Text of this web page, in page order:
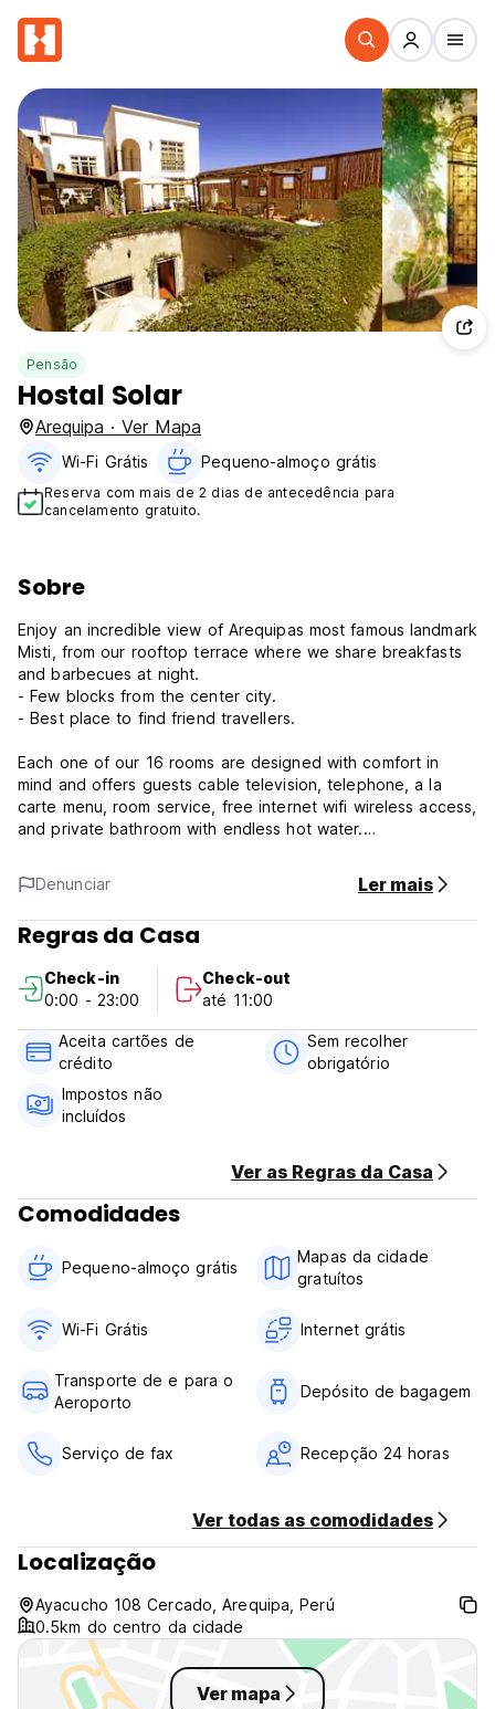
Pensão
Hostal Solar
Arequipa · Ver Mapa
Wi-Fi Grátis Pequeno-almoço grátis
Reserva com mais de 2 dias de antecedência para
cancelamento gratuito.
Sobre
Enjoy an incredible view of Arequipas most famous landmark
Misti, from our rooftop terrace where we share breakfasts
and barbecues at night.
- Few blocks from the center city.
- Best place to find friend travellers.
Each one of our 16 rooms are designed with comfort in
mind and offers guests cable television, telephone, a la
carte menu, room service, free internet wifi wireless access,
and private bathroom with endless hot water.
sofa. Some of them are built in the typical volcanic stone
'sillar'
Denunciar Ler mais
Regras da Casa
Check-in
0:00 - 23:00
Check-out
até 11:00
Aceita cartões de
crédito
Sem recolher
obrigatório
Impostos não
incluídos
Ver as Regras da Casa
Comodidades
Pequeno-almoço grátis
Mapas da cidade
gratuítos
Wi-Fi Grátis Internet grátis
Transporte de e para o
Aeroporto
Depósito de bagagem
Serviço de fax Recepção 24 horas
Ver todas as comodidades
Localização
Ayacucho 108 Cercado, Arequipa, Perú
0.5km do centro da cidade
Ver mapa